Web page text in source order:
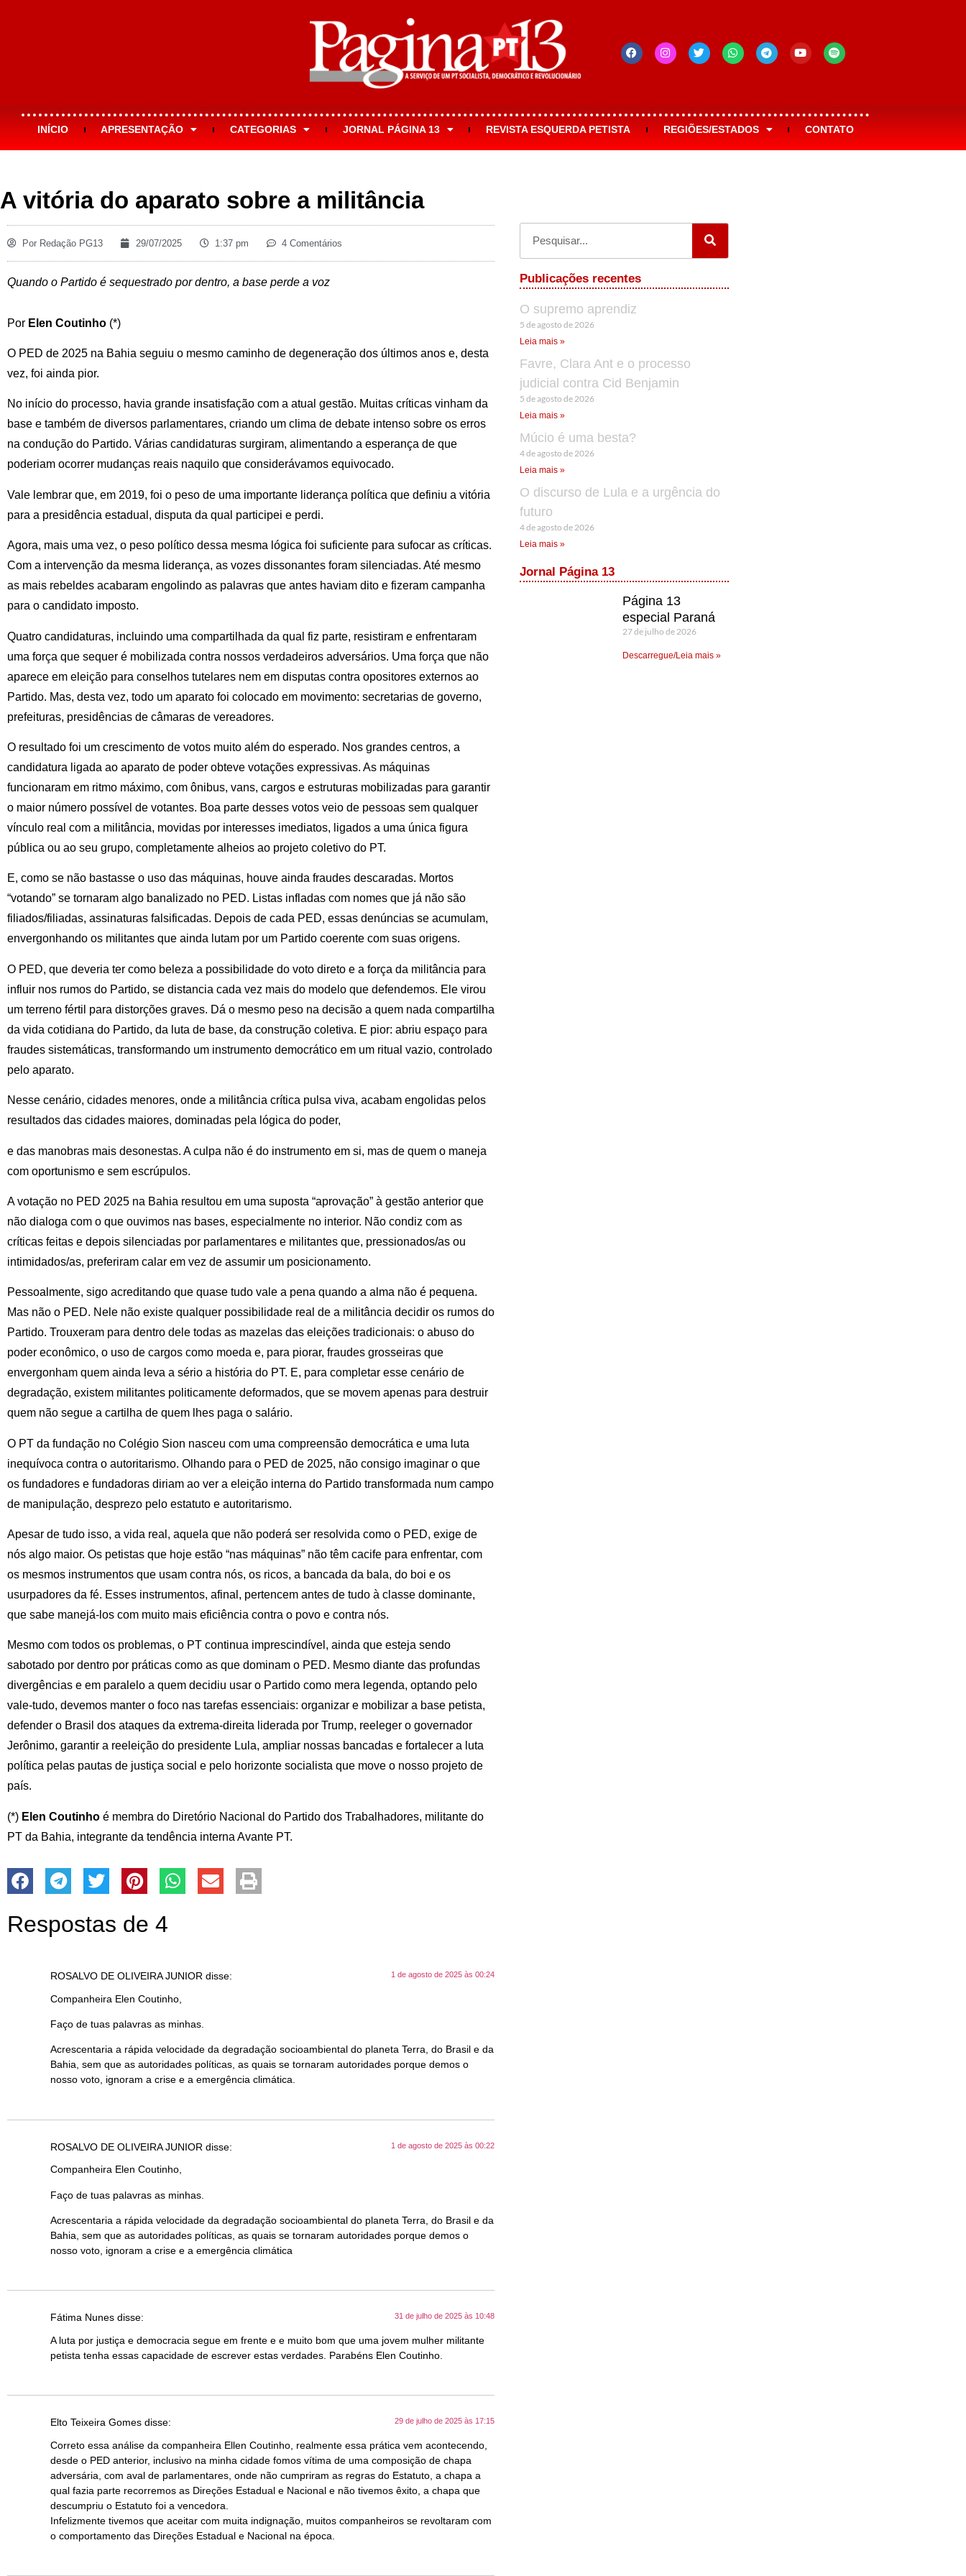
INÍCIO APRESENTAÇÃO CATEGORIAS JORNAL PÁGINA 13 REVISTA ESQUERDA PETISTA REGIÕES/ESTADOS CONTATO
A vitória do aparato sobre a militância
Por Redação PG13 29/07/2025 1:37 pm 4 Comentários
Quando o Partido é sequestrado por dentro, a base perde a voz
Por Elen Coutinho (*)
O PED de 2025 na Bahia seguiu o mesmo caminho de degeneração dos últimos anos e, desta
vez, foi ainda pior.
No início do processo, havia grande insatisfação com a atual gestão. Muitas críticas vinham da
base e também de diversos parlamentares, criando um clima de debate intenso sobre os erros
na condução do Partido. Várias candidaturas surgiram, alimentando a esperança de que
poderiam ocorrer mudanças reais naquilo que considerávamos equivocado.
Vale lembrar que, em 2019, foi o peso de uma importante liderança política que definiu a vitória
para a presidência estadual, disputa da qual participei e perdi.
Agora, mais uma vez, o peso político dessa mesma lógica foi suficiente para sufocar as críticas.
Com a intervenção da mesma liderança, as vozes dissonantes foram silenciadas. Até mesmo
as mais rebeldes acabaram engolindo as palavras que antes haviam dito e fizeram campanha
para o candidato imposto.
Quatro candidaturas, incluindo uma compartilhada da qual fiz parte, resistiram e enfrentaram
uma força que sequer é mobilizada contra nossos verdadeiros adversários. Uma força que não
aparece em eleição para conselhos tutelares nem em disputas contra opositores externos ao
Partido. Mas, desta vez, todo um aparato foi colocado em movimento: secretarias de governo,
prefeituras, presidências de câmaras de vereadores.
O resultado foi um crescimento de votos muito além do esperado. Nos grandes centros, a
candidatura ligada ao aparato de poder obteve votações expressivas. As máquinas
funcionaram em ritmo máximo, com ônibus, vans, cargos e estruturas mobilizadas para garantir
o maior número possível de votantes. Boa parte desses votos veio de pessoas sem qualquer
vínculo real com a militância, movidas por interesses imediatos, ligados a uma única figura
pública ou ao seu grupo, completamente alheios ao projeto coletivo do PT.
E, como se não bastasse o uso das máquinas, houve ainda fraudes descaradas. Mortos
“votando” se tornaram algo banalizado no PED. Listas infladas com nomes que já não são
filiados/filiadas, assinaturas falsificadas. Depois de cada PED, essas denúncias se acumulam,
envergonhando os militantes que ainda lutam por um Partido coerente com suas origens.
O PED, que deveria ter como beleza a possibilidade do voto direto e a força da militância para
influir nos rumos do Partido, se distancia cada vez mais do modelo que defendemos. Ele virou
um terreno fértil para distorções graves. Dá o mesmo peso na decisão a quem nada compartilha
da vida cotidiana do Partido, da luta de base, da construção coletiva. E pior: abriu espaço para
fraudes sistemáticas, transformando um instrumento democrático em um ritual vazio, controlado
pelo aparato.
Nesse cenário, cidades menores, onde a militância crítica pulsa viva, acabam engolidas pelos
resultados das cidades maiores, dominadas pela lógica do poder,
e das manobras mais desonestas. A culpa não é do instrumento em si, mas de quem o maneja
com oportunismo e sem escrúpulos.
A votação no PED 2025 na Bahia resultou em uma suposta “aprovação” à gestão anterior que
não dialoga com o que ouvimos nas bases, especialmente no interior. Não condiz com as
críticas feitas e depois silenciadas por parlamentares e militantes que, pressionados/as ou
intimidados/as, preferiram calar em vez de assumir um posicionamento.
Pessoalmente, sigo acreditando que quase tudo vale a pena quando a alma não é pequena.
Mas não o PED. Nele não existe qualquer possibilidade real de a militância decidir os rumos do
Partido. Trouxeram para dentro dele todas as mazelas das eleições tradicionais: o abuso do
poder econômico, o uso de cargos como moeda e, para piorar, fraudes grosseiras que
envergonham quem ainda leva a sério a história do PT. E, para completar esse cenário de
degradação, existem militantes politicamente deformados, que se movem apenas para destruir
quem não segue a cartilha de quem lhes paga o salário.
O PT da fundação no Colégio Sion nasceu com uma compreensão democrática e uma luta
inequívoca contra o autoritarismo. Olhando para o PED de 2025, não consigo imaginar o que
os fundadores e fundadoras diriam ao ver a eleição interna do Partido transformada num campo
de manipulação, desprezo pelo estatuto e autoritarismo.
Apesar de tudo isso, a vida real, aquela que não poderá ser resolvida como o PED, exige de
nós algo maior. Os petistas que hoje estão “nas máquinas” não têm cacife para enfrentar, com
os mesmos instrumentos que usam contra nós, os ricos, a bancada da bala, do boi e os
usurpadores da fé. Esses instrumentos, afinal, pertencem antes de tudo à classe dominante,
que sabe manejá-los com muito mais eficiência contra o povo e contra nós.
Mesmo com todos os problemas, o PT continua imprescindível, ainda que esteja sendo
sabotado por dentro por práticas como as que dominam o PED. Mesmo diante das profundas
divergências e em paralelo a quem decidiu usar o Partido como mera legenda, optando pelo
vale-tudo, devemos manter o foco nas tarefas essenciais: organizar e mobilizar a base petista,
defender o Brasil dos ataques da extrema-direita liderada por Trump, reeleger o governador
Jerônimo, garantir a reeleição do presidente Lula, ampliar nossas bancadas e fortalecer a luta
política pelas pautas de justiça social e pelo horizonte socialista que move o nosso projeto de
país.
(*) Elen Coutinho é membra do Diretório Nacional do Partido dos Trabalhadores, militante do
PT da Bahia, integrante da tendência interna Avante PT.
Respostas de 4
ROSALVO DE OLIVEIRA JUNIOR disse: 1 de agosto de 2025 às 00:24
Companheira Elen Coutinho,
Faço de tuas palavras as minhas.
Acrescentaria a rápida velocidade da degradação socioambiental do planeta Terra, do Brasil e da
Bahia, sem que as autoridades políticas, as quais se tornaram autoridades porque demos o
nosso voto, ignoram a crise e a emergência climática.
ROSALVO DE OLIVEIRA JUNIOR disse: 1 de agosto de 2025 às 00:22
Companheira Elen Coutinho,
Faço de tuas palavras as minhas.
Acrescentaria a rápida velocidade da degradação socioambiental do planeta Terra, do Brasil e da
Bahia, sem que as autoridades políticas, as quais se tornaram autoridades porque demos o
nosso voto, ignoram a crise e a emergência climática
Fátima Nunes disse: 31 de julho de 2025 às 10:48
A luta por justiça e democracia segue em frente e e muito bom que uma jovem mulher militante
petista tenha essas capacidade de escrever estas verdades. Parabéns Elen Coutinho.
Elto Teixeira Gomes disse: 29 de julho de 2025 às 17:15
Correto essa análise da companheira Ellen Coutinho, realmente essa prática vem acontecendo,
desde o PED anterior, inclusivo na minha cidade fomos vítima de uma composição de chapa
adversária, com aval de parlamentares, onde não cumpriram as regras do Estatuto, a chapa a
qual fazia parte recorremos as Direções Estadual e Nacional e não tivemos êxito, a chapa que
descumpriu o Estatuto foi a vencedora.
Infelizmente tivemos que aceitar com muita indignação, muitos companheiros se revoltaram com
o comportamento das Direções Estadual e Nacional na época.
Publicações recentes
O supremo aprendiz
5 de agosto de 2026
Leia mais »
Favre, Clara Ant e o processo
judicial contra Cid Benjamin
5 de agosto de 2026
Leia mais »
Múcio é uma besta?
4 de agosto de 2026
Leia mais »
O discurso de Lula e a urgência do
futuro
4 de agosto de 2026
Leia mais »
Jornal Página 13
Página 13
especial Paraná
27 de julho de 2026
Descarregue/Leia mais »